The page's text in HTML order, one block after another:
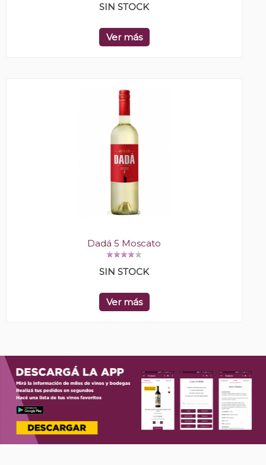
SIN STOCK
Ver más
Dadá 5 Moscato
SIN STOCK
Ver más